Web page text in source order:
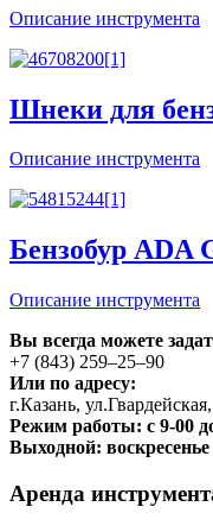
Описание инструмента
Шнеки для
Описание инструмента
Бензобур ADA
Описание инструмента
Вы всегда можете
+7 (843) 259‒25‒90
Или по адресу:
г.Казань,
Режим работы: с 9-00
Выходной: воскресенье
Аренда